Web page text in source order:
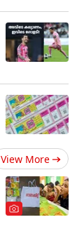
View More